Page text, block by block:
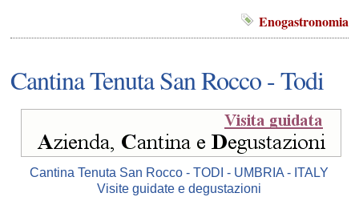
Enogastronomia
Cantina Tenuta San Rocco - Todi
Cantina Tenuta San Rocco - TODI - UMBRIA - ITALY
Visite guidate e degustazioni